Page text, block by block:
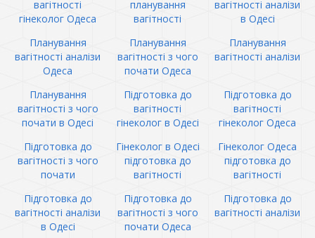
вагітності
гінеколог Одеса
планування
вагітності
вагітності аналізи
в Одесі
Планування
вагітності аналізи
Одеса
Планування
вагітності з чого
почати Одеса
Планування
вагітності аналізи
Планування
вагітності з чого
почати в Одесі
Підготовка до
вагітності
гінеколог в Одесі
Підготовка до
вагітності
гінеколог Одеса
Підготовка до
вагітності з чого
почати
Гінеколог в Одесі
підготовка до
вагітності
Гінеколог Одеса
підготовка до
вагітності
Підготовка до
вагітності аналізи
в Одесі
Підготовка до
вагітності з чого
почати Одеса
Підготовка до
вагітності аналізи